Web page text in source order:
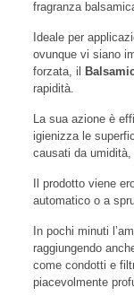
fragranza
Ideale per
ovunque vi siano
forzata, il
rapidità.
La sua azione è
igienizza le
causati da
Il prodotto viene
automatico o a
In pochi minuti
raggiungendo
come condotti e
piacevolmente